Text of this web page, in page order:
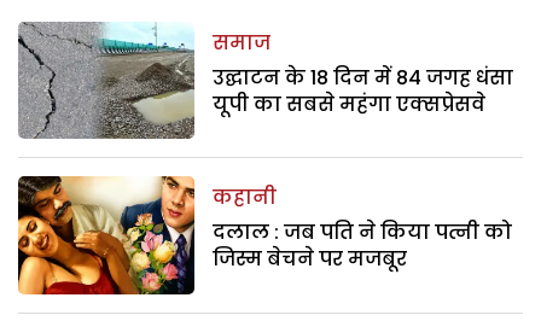
समाज
उद्घाटन के 18 दिन में 84 जगह धंसा
यूपी का सबसे महंगा एक्सप्रेसवे
कहानी
दलाल : जब पति ने किया पत्नी को
जिस्म बेचने पर मजबूर